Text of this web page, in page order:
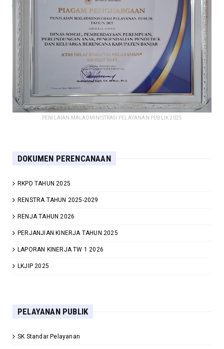
PENILAIAN MALADMINISTRASI PELAYANAN PUBLIK 2025
DOKUMEN PERENCANAAN
RKPD TAHUN 2025
RENSTRA TAHUN 2025-2029
RENJA TAHUN 2026
PERJANJIAN KINERJA TAHUN 2025
LAPORAN KINERJA TW 1 2026
LKJIP 2025
PELAYANAN PUBLIK
SK Standar Pelayanan